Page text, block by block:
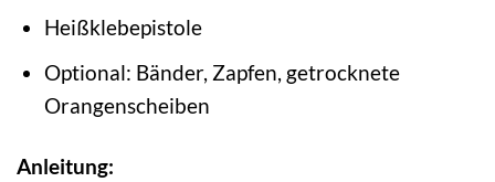
Heißklebepistole
Optional: Bänder, Zapfen, getrocknete
Orangenscheiben
Anleitung: